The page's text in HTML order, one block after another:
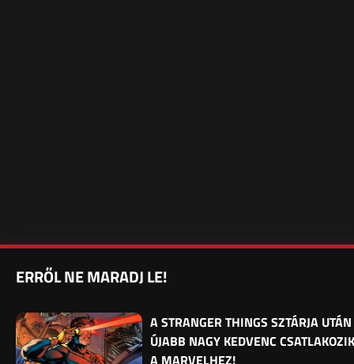
ERRŐL NE MARADJ LE!
A STRANGER THINGS SZTÁRJA UTÁN
ÚJABB NAGY KEDVENC CSATLAKOZIK
A MARVELHEZ!